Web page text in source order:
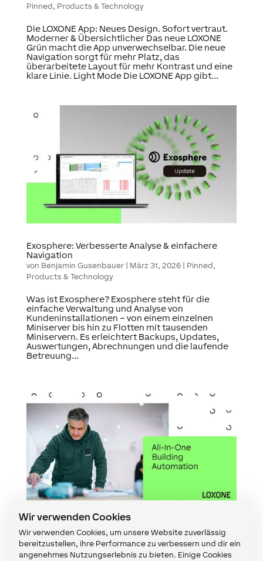
Wir verwenden Cookies
Wir verwenden Cookies, um unsere Website zuverlässig
bereitzustellen, ihre Performance zu verbessern und dir ein
angenehmes Nutzungserlebnis zu bieten. Einige Cookies
Pinned , Products & Technology
Die LOXONE App: Neues Design. Sofort vertraut.
Moderner & Übersichtlicher Das neue LOXONE
Grün macht die App unverwechselbar. Die neue
Navigation sorgt für mehr Platz, das
überarbeitete Layout für mehr Kontrast und eine
klare Linie. Light Mode Die LOXONE App gibt...
Exosphere: Verbesserte Analyse & einfachere
Navigation
von Benjamin Gusenbauer| März 31, 2026| Pinned ,
Products & Technology
Was ist Exosphere? Exosphere steht für die
einfache Verwaltung und Analyse von
Kundeninstallationen – von einem einzelnen
Miniserver bis hin zu Flotten mit tausenden
Miniservern. Es erleichtert Backups, Updates,
Auswertungen, Abrechnungen und die laufende
Betreuung...
vonBenjamin Gusenbauer | März 30, 2026|LOXONE &
Backstage,Pinned